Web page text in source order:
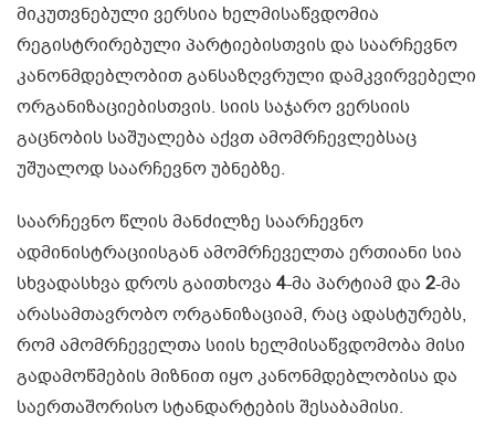
მიკუთვნებული ვერსია ხელმისაწვდომია
რეგისტრირებული პარტიებისთვის და საარჩევნო
კანონმდებლობით განსაზღვრული დამკვირვებელი
ორგანიზაციებისთვის. სიის საჯარო ვერსიის
გაცნობის საშუალება აქვთ ამომრჩევლებსაც
უშუალოდ საარჩევნო უბნებზე.
საარჩევნო წლის მანძილზე საარჩევნო
ადმინისტრაციისგან ამომრჩეველთა ერთიანი სია
სხვადასხვა დროს გაითხოვა 4-მა პარტიამ და 2-მა
არასამთავრობო ორგანიზაციამ, რაც ადასტურებს,
რომ ამომრჩეველთა სიის ხელმისაწვდომობა მისი
გადამოწმების მიზნით იყო კანონმდებლობისა და
საერთაშორისო სტანდარტების შესაბამისი.